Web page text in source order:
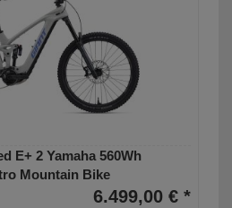
E+ 2 Yamaha 560Wh
Mountain Bike
6.499,00 € *